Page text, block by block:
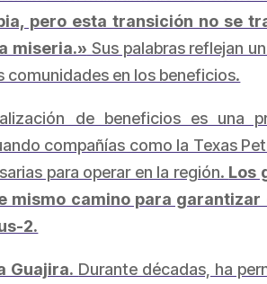
pero esta transición no se
miseria.» Sus palabras reflejan
comunidades en los beneficios.
de beneficios es una
compañías como la Texas
para operar en la región. Los
mismo camino para
2.
Guajira. Durante décadas, ha